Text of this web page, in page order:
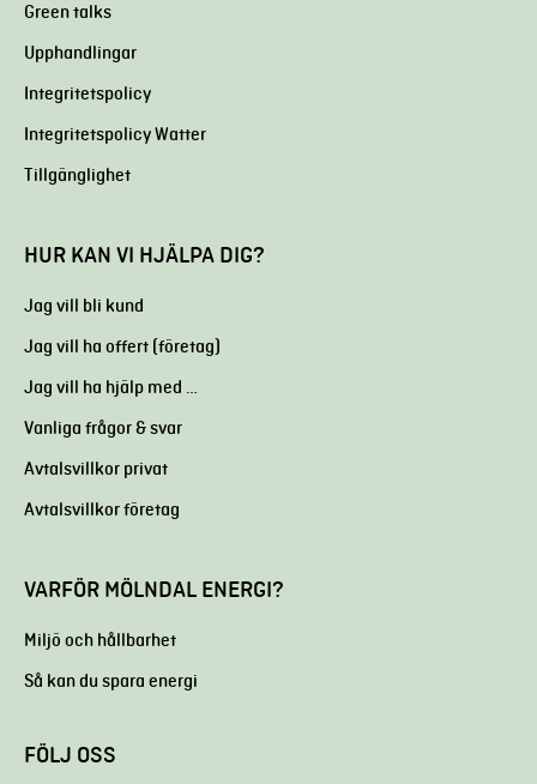
Green talks
Upphandlingar
Integritetspolicy
Integritetspolicy Watter
Tillgänglighet
HUR KAN VI HJÄLPA DIG?
Jag vill bli kund
Jag vill ha offert (företag)
Jag vill ha hjälp med …
Vanliga frågor & svar
Avtalsvillkor privat
Avtalsvillkor företag
VARFÖR MÖLNDAL ENERGI?
Miljö och hållbarhet
Så kan du spara energi
FÖLJ OSS